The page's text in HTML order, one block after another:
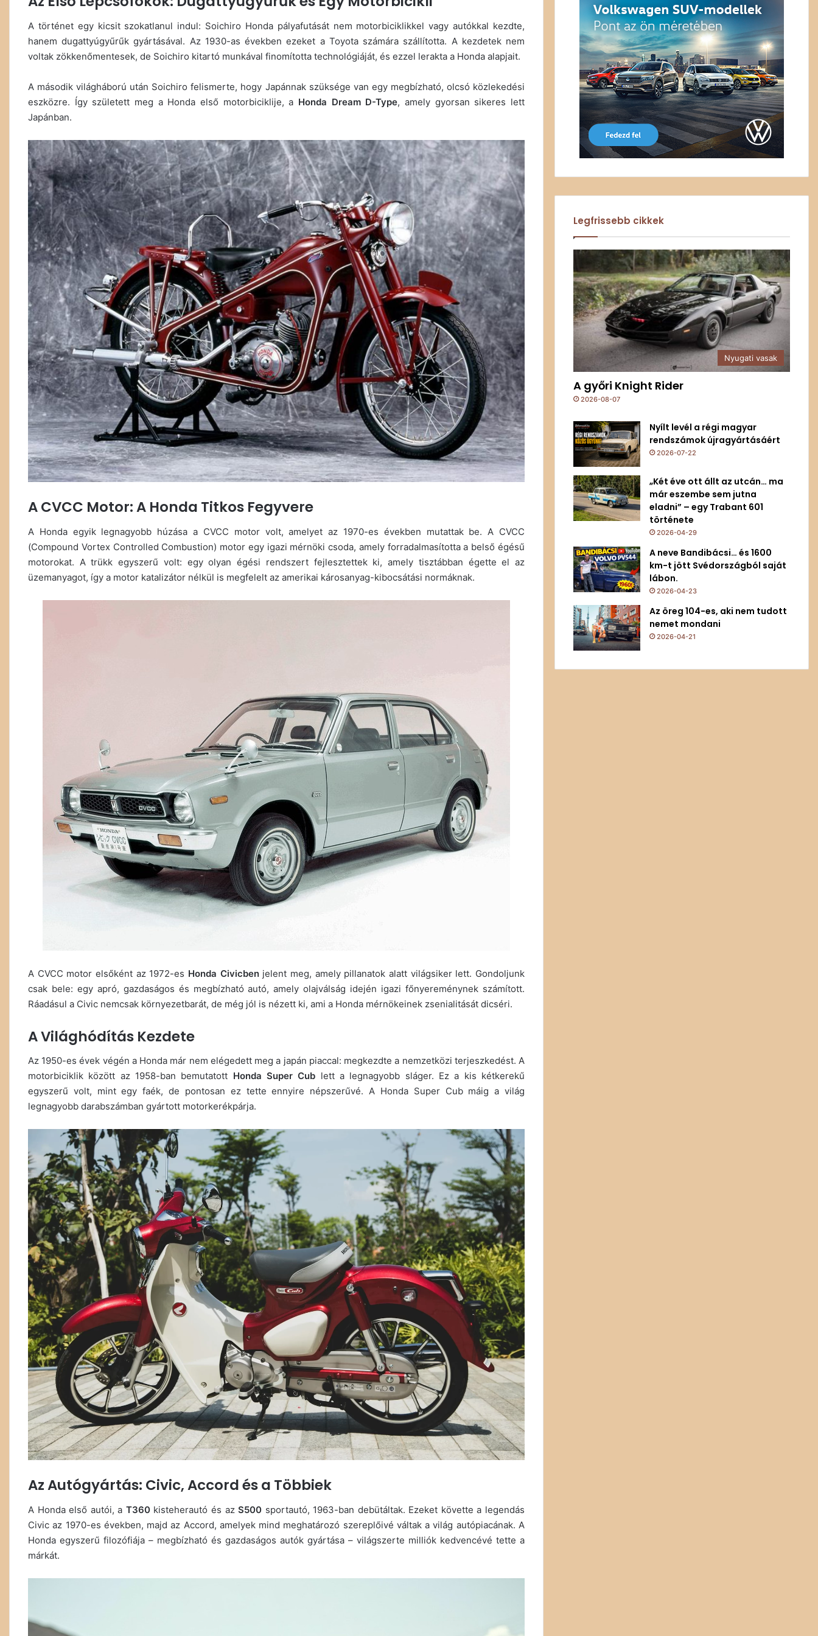
A történet egy kicsit szokatlanul indul: Soichiro Honda pályafutását nem motorbiciklikkel vagy autókkal kezdte,
hanem dugattyúgyűrűk gyártásával. Az 1930-as években ezeket a Toyota számára szállította. A kezdetek nem
voltak zökkenőmentesek, de Soichiro kitartó munkával finomította technológiáját, és ezzel lerakta a Honda alapjait.
A második világháború után Soichiro felismerte, hogy Japánnak szüksége van egy megbízható, olcsó közlekedési
eszközre. Így született meg a Honda első motorbiciklije, a Honda Dream D-Type, amely gyorsan sikeres lett
Japánban.
A CVCC Motor: A Honda Titkos Fegyvere
A Honda egyik legnagyobb húzása a CVCC motor volt, amelyet az 1970-es években mutattak be. A CVCC
(Compound Vortex Controlled Combustion) motor egy igazi mérnöki csoda, amely forradalmasította a belső égésű
motorokat. A trükk egyszerű volt: egy olyan égési rendszert fejlesztettek ki, amely tisztábban égette el az
üzemanyagot, így a motor katalizátor nélkül is megfelelt az amerikai károsanyag-kibocsátási normáknak.
A CVCC motor elsőként az 1972-es Honda Civicbenjelent meg, amely pillanatok alatt világsiker lett. Gondoljunk
csak bele: egy apró, gazdaságos és megbízható autó, amely olajválság idején igazi főnyereménynek számított.
Ráadásul a Civic nemcsak környezetbarát, de még jól is nézett ki, ami a Honda mérnökeinek zsenialitását dicséri.
A Világhódítás Kezdete
Az 1950-es évek végén a Honda már nem elégedett meg a japán piaccal: megkezdte a nemzetközi terjeszkedést. A
motorbiciklik között az 1958-ban bemutatott Honda Super Cub lett a legnagyobb sláger. Ez a kis kétkerekű
egyszerű volt, mint egy faék, de pontosan ez tette ennyire népszerűvé. A Honda Super Cub máig a világ
legnagyobb darabszámban gyártott motorkerékpárja.
Az Autógyártás: Civic, Accord és a Többiek
A Honda első autói, a T360kisteherautó és azS500 sportautó, 1963-ban debütáltak. Ezeket követte a legendás
Civic az 1970-es években, majd az Accord, amelyek mind meghatározó szereplőivé váltak a világ autópiacának. A
Honda egyszerű filozófiája – megbízható és gazdaságos autók gyártása – világszerte milliók kedvencévé tette a
márkát.
Legfrissebb cikkek
Nyugati vasak
A győri Knight Rider
2026-08-07
Nyílt levél a régi magyar
rendszámok újragyártásáért
2026-07-22
„Két éve ott állt az utcán… ma
már eszembe sem jutna
eladni” – egy Trabant 601
története
2026-04-29
A neve Bandibácsi… és 1600
km-t jött Svédországból saját
lábon.
2026-04-23
Az öreg 104-es, aki nem tudott
nemet mondani
2026-04-21